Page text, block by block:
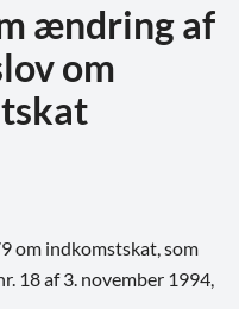
ændring af
om
om indkomstskat, som
18 af 3. november 1994,